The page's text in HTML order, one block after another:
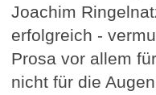
Joachim
erfolgreich -
Prosa vor allem
nicht für die